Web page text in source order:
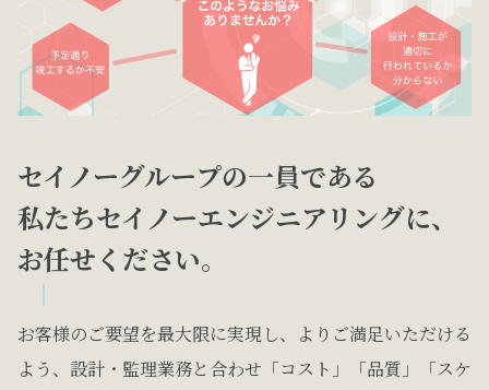
セイノーグループの一員である
私たちセイノーエンジニアリングに、
お任せください。
お客様のご要望を最大限に実現し、よりご満足いただける
よう、設計・監理業務と合わせ「コスト」「品質」「スケ